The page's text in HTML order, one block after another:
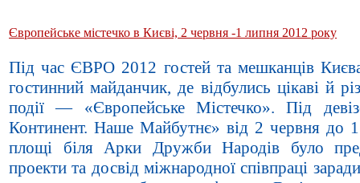
Європейське містечко в Києві, 2 червня -1 липня 2012 року
Під час ЄВРО 2012 гостей та мешканців
гостинний майданчик, де відбулись цікаві й
події — «Європейське Містечко». Під
Континент. Наше Майбутнє» від 2 червня до
площі біля Арки Дружби Народів було
проекти та досвід міжнародної співпраці